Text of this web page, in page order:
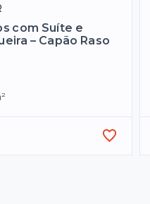
com Suíte e
– Capão Raso